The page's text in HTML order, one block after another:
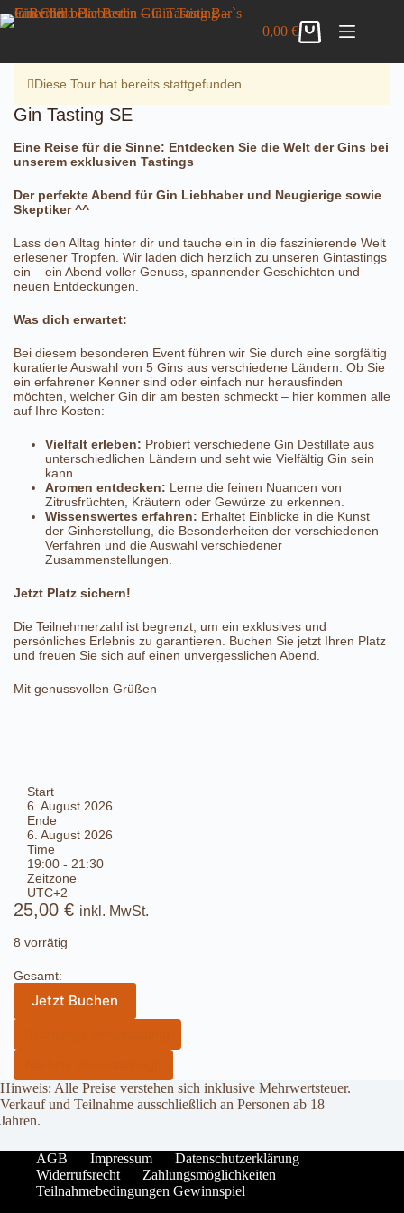
Zum
Inhalt
Gin Tasting SE
Details anzeigen
Warenkorb
0,00€
Diese Tour hat bereits stattgefunden
Gin Tasting SE
Eine Reise für die Sinne: Entdecken Sie die Welt der Gins bei
unserem exklusiven Tastings
Der perfekte Abend für Gin Liebhaber und Neugierige sowie
Skeptiker ^^
Lass den Alltag hinter dir und tauche ein in die faszinierende Welt
erlesener Tropfen. Wir laden dich herzlich zu unseren Gintastings
ein – ein Abend voller Genuss, spannender Geschichten und
neuen Entdeckungen.
Was dich erwartet:
Bei diesem besonderen Event führen wir Sie durch eine sorgfältig
kuratierte Auswahl von 5 Gins aus verschiedene Ländern. Ob Sie
ein erfahrener Kenner sind oder einfach nur herausfinden
möchten, welcher Gin dir am besten schmeckt – hier kommen alle
auf Ihre Kosten:
Vielfalt erleben: Probiert verschiedene Gin Destillate aus
unterschiedlichen Ländern und seht wie Vielfältig Gin sein
kann.
Aromen entdecken: Lerne die feinen Nuancen von
Zitrusfrüchten, Kräutern oder Gewürze zu erkennen.
Wissenswertes erfahren: Erhaltet Einblicke in die Kunst
der Ginherstellung, die Besonderheiten der verschiedenen
Verfahren und die Auswahl verschiedener
Zusammenstellungen.
Jetzt Platz sichern!
Die Teilnehmerzahl ist begrenzt, um ein exklusives und
persönliches Erlebnis zu garantieren. Buchen Sie jetzt Ihren Platz
und freuen Sie sich auf einen unvergesslichen Abend.
Mit genussvollen Grüßen
Start
6. August 2026
Ende
6. August 2026
Time
19:00 - 21:30
Zeitzone
UTC+2
25,00 € inkl. MwSt.
8 vorrätig
Gesamt:
Jetzt Buchen
Hinweis: Alle Preise verstehen sich inklusive Mehrwertsteuer.
Verkauf und Teilnahme ausschließlich an Personen ab 18
Jahren.
AGB Impressum
Datenschutzerklärung
Widerrufsrecht
Zahlungsmöglichkeiten
Teilnahmebedingungen Gewinnspiel